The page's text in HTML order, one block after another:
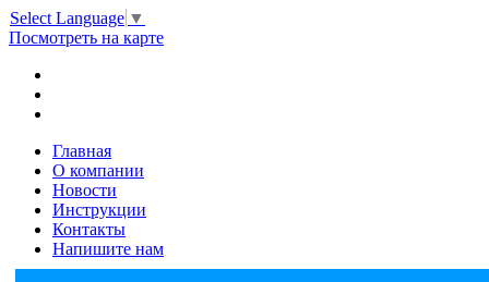
Select Language ▼
Посмотреть на карте
Главная
О компании
Новости
Инструкции
Контакты
Напишите нам